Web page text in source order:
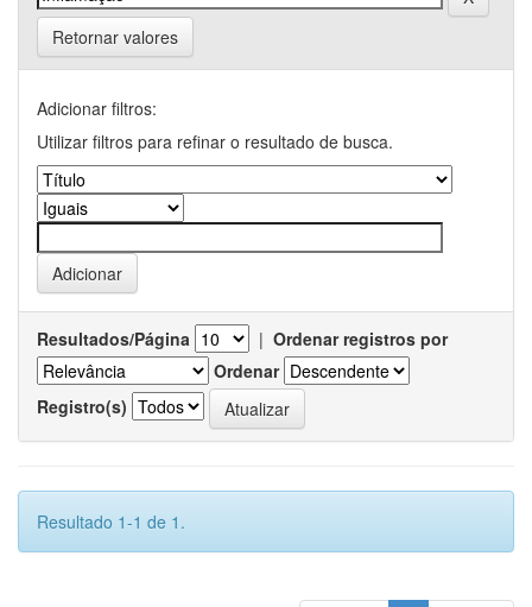
Retornar valores
Adicionar filtros:
Utilizar filtros para refinar o resultado de busca.
Resultados/Página | Ordenar registros por
Ordenar
Registro(s)
Resultado 1-1 de 1.